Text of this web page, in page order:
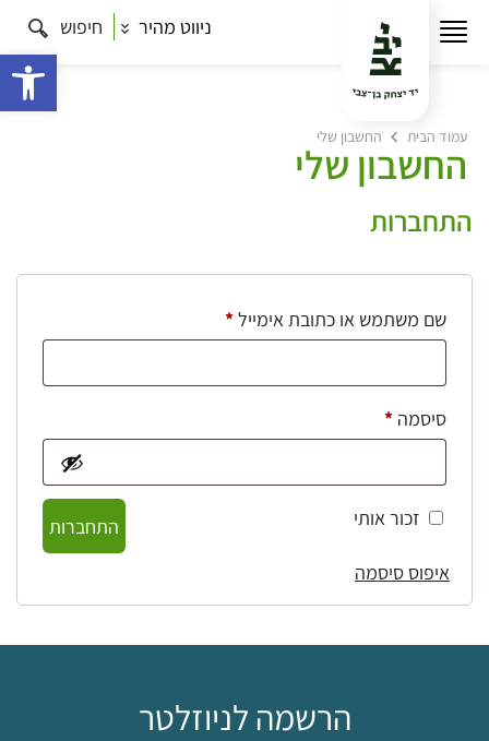
ניווט מהיר חיפוש
עמוד הבית החשבון שלי
החשבון שלי
התחברות
שם משתמש או כתובת אימייל*חובה
סיסמה *חובה
זכור אותי
התחברות
איפוס סיסמה
הרשמה לניוזלטר